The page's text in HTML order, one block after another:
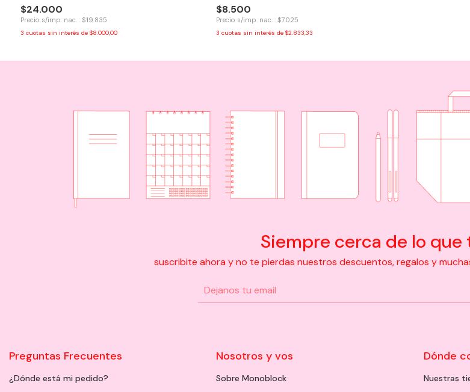
$24.000
Precio s/imp. nac. : $19.835
3 cuotas sin interés de $8.000,00
$8.500
Precio s/imp. nac. : $7.025
3 cuotas sin interés de $2.833,33
Siempre cerca de lo que
suscribite ahora y no te pierdas nuestros descuentos, regalos y
Preguntas Frecuentes
¿Dónde está mi pedido?
Nosotros y vos
Sobre Monoblock
Dónde
Nuestras